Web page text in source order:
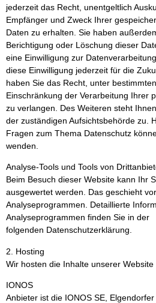
jederzeit das Recht, unentgeltlich
Empfänger und Zweck Ihrer
Daten zu erhalten. Sie haben
Berichtigung oder Löschung dieser
eine Einwilligung zur
diese Einwilligung jederzeit für die
haben Sie das Recht, unter
Einschränkung der Verarbeitung Ihrer
zu verlangen. Des Weiteren steht
der zuständigen Aufsichtsbehörde zu.
Fragen zum Thema Datenschutz
wenden.
Analyse-Tools und Tools von
Beim Besuch dieser Website kann Ihr
ausgewertet werden. Das geschieht
Analyseprogrammen. Detaillierte
Analyseprogrammen finden Sie in der
folgenden Datenschutzerklärung.
2. Hosting
Wir hosten die Inhalte unserer
IONOS
Anbieter ist die IONOS SE,